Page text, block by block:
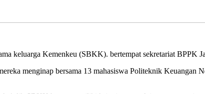
keluarga Kemenkeu (SBKK). bertempat sekretariat BPPK
menginap bersama 13 mahasiswa Politeknik Keuangan